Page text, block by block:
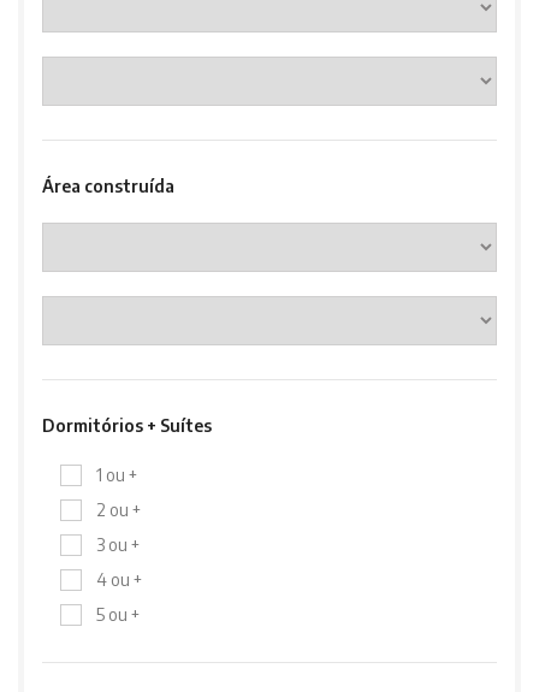
Área construída
Dormitórios + Suítes
1 ou +
2 ou +
3 ou +
4 ou +
5 ou +